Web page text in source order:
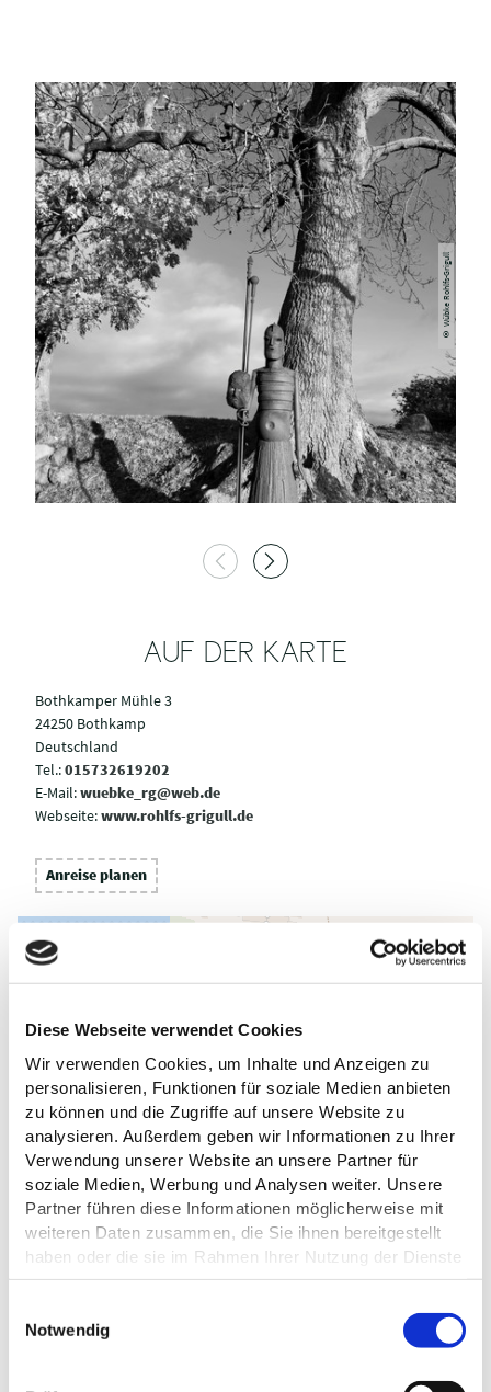
Diese Webseite verwendet Cookies
Wir verwenden Cookies, um Inhalte und Anzeigen zu
personalisieren, Funktionen für soziale Medien anbieten
zu können und die Zugriffe auf unsere Website zu
analysieren. Außerdem geben wir Informationen zu Ihrer
Verwendung unserer Website an unsere Partner für
soziale Medien, Werbung und Analysen weiter. Unsere
Partner führen diese Informationen möglicherweise mit
weiteren Daten zusammen, die Sie ihnen bereitgestellt
haben oder die sie im Rahmen Ihrer Nutzung der Dienste
gesammelt haben.
Datenschutz
Notwendig
© Wübke Rohlfs-Grigull
AUF DER KARTE
Bothkamper Mühle 3
24250 Bothkamp
Deutschland
Tel.:015732619202
E-Mail:wuebke_rg@web.de
Webseite:www.rohlfs-grigull.de
Anreise planen